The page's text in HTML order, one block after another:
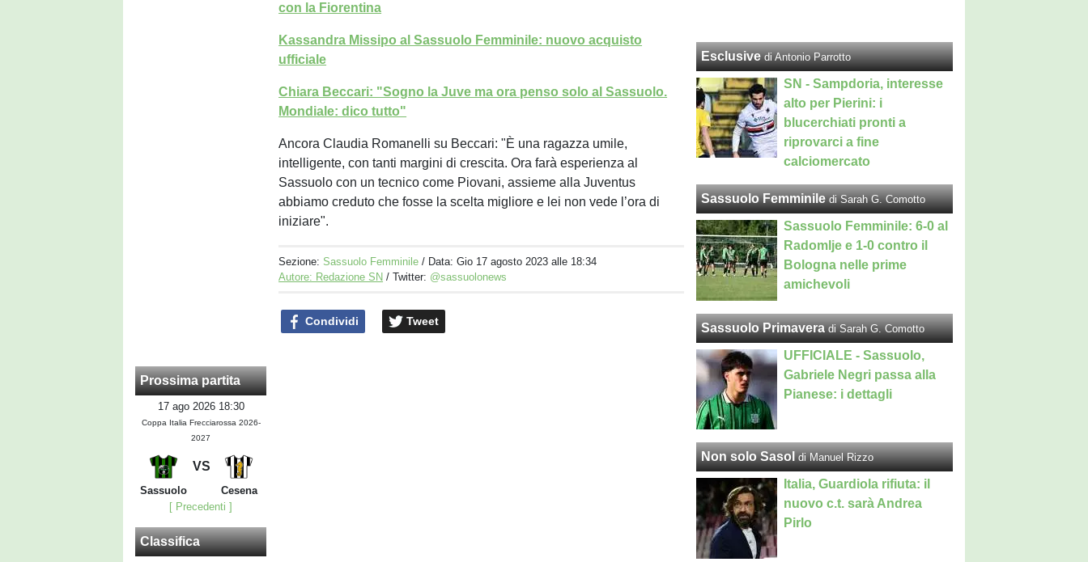
Prossima partita
17 ago 2026 18:30
Coppa Italia Frecciarossa 2026-
2027
VS
Sassuolo
Cesena
[ Precedenti ]
Classifica
con la Fiorentina
Kassandra Missipo al Sassuolo Femminile: nuovo acquisto
ufficiale
Chiara Beccari: "Sogno la Juve ma ora penso solo al Sassuolo.
Mondiale: dico tutto"
Ancora Claudia Romanelli su Beccari: "È una ragazza umile,
intelligente, con tanti margini di crescita. Ora farà esperienza al
Sassuolo con un tecnico come Piovani, assieme alla Juventus
abbiamo creduto che fosse la scelta migliore e lei non vede l’ora di
iniziare".
Sezione:Sassuolo Femminile / Data:Gio 17 agosto 2023 alle 18:34
Autore: Redazione SN / Twitter: @sassuolonews
Condividi Tweet
Esclusive di Antonio Parrotto
SN - Sampdoria, interesse
alto per Pierini: i
blucerchiati pronti a
riprovarci a fine
calciomercato
Sassuolo Femminile di Sarah G. Comotto
Sassuolo Femminile: 6-0 al
Radomlje e 1-0 contro il
Bologna nelle prime
amichevoli
Sassuolo Primavera di Sarah G. Comotto
UFFICIALE - Sassuolo,
Gabriele Negri passa alla
Pianese: i dettagli
Non solo Sasol di Manuel Rizzo
Italia, Guardiola rifiuta: il
nuovo c.t. sarà Andrea
Pirlo